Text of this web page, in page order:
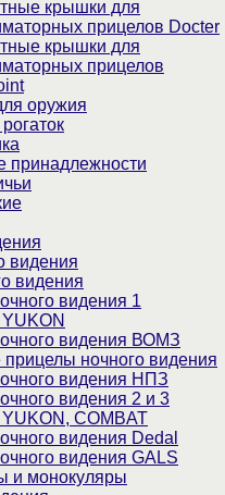
крышки для
прицелов Docter
крышки для
прицелов
оружия
принадлежности
видения
видения
видения 1
видения ВОМЗ
ночного видения
видения НПЗ
видения 2 и 3
COMBAT
видения Dedal
видения GALS
и монокуляры